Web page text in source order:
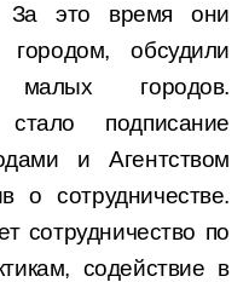
За это время они
обсудили
малых городов.
подписание
и Агентством
о сотрудничестве.
сотрудничество по
содействие в